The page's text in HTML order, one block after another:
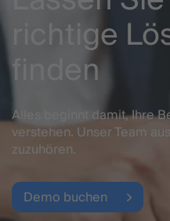
richtige
finden
Alles beginnt damit, Ihre
verstehen. Unser Team
zuzuhören.
Demo buchen